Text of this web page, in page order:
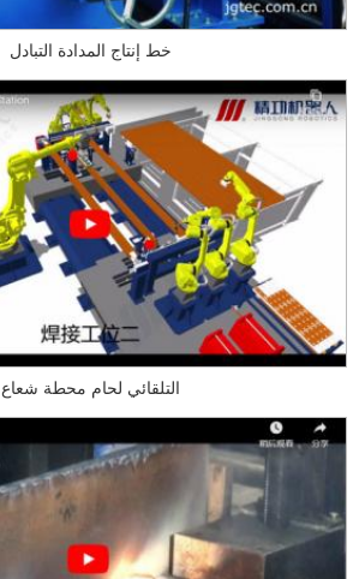
خط إنتاج المدادة التبادل
التلقائي لحام محطة شعاع